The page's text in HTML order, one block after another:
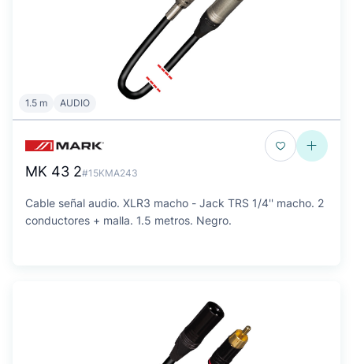
1.5 m AUDIO
MK 43 2#15KMA243
Cable señal audio. XLR3 macho - Jack TRS 1/4'' macho. 2
conductores + malla. 1.5 metros. Negro.